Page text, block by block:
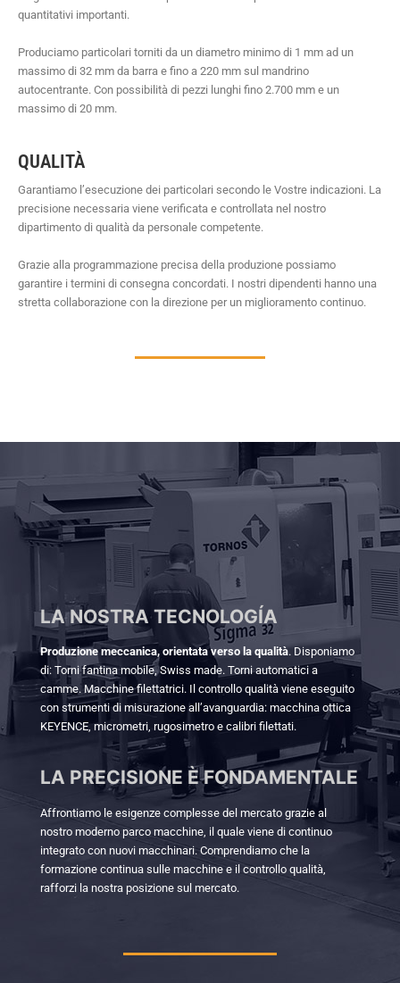
quantitativi importanti.
Produciamo particolari torniti da un diametro minimo di 1 mm ad un
massimo di 32 mm da barra e fino a 220 mm sul mandrino
autocentrante. Con possibilità di pezzi lunghi fino 2.700 mm e un
massimo di 20 mm.
QUALITÀ
Garantiamo l’esecuzione dei particolari secondo le Vostre indicazioni. La
precisione necessaria viene verificata e controllata nel nostro
dipartimento di qualità da personale competente.
Grazie alla programmazione precisa della produzione possiamo
garantire i termini di consegna concordati. I nostri dipendenti hanno una
stretta collaborazione con la direzione per un miglioramento continuo.
LA NOSTRA TECNOLOGÍA
Produzione meccanica, orientata verso la qualità. Disponiamo
di: Torni fantina mobile, Swiss made. Torni automatici a
camme. Macchine filettatrici. Il controllo qualità viene eseguito
con strumenti di misurazione all’avanguardia: macchina ottica
KEYENCE, micrometri, rugosimetro e calibri filettati.
LA PRECISIONE È FONDAMENTALE
Affrontiamo le esigenze complesse del mercato grazie al
nostro moderno parco macchine, il quale viene di continuo
integrato con nuovi macchinari. Comprendiamo che la
formazione continua sulle macchine e il controllo qualità,
rafforzi la nostra posizione sul mercato.